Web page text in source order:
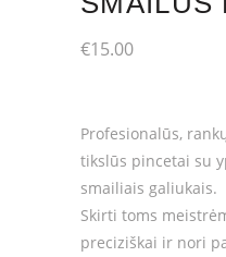
€15.00
Profesionalūs,
tikslūs pincetai su
smailiais galiukais.
Skirti toms
preciziškai ir nori